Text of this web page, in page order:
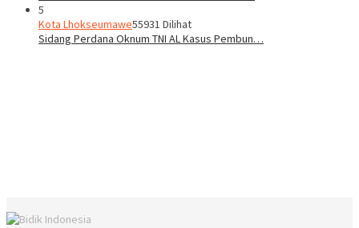
5
Kota Lhokseumawe55931 Dilihat
Sidang Perdana Oknum TNI AL Kasus Pembun…